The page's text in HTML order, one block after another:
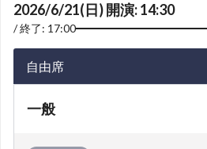
2026/6/21(日) 開演: 14:30
終了: 17:00
自由席
一般